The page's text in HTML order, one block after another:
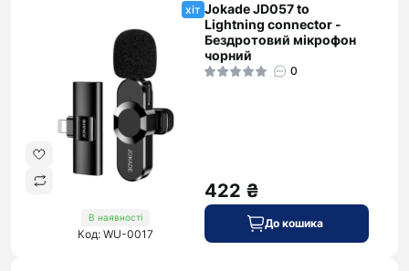
хіт
В наявності
Код: WU-0017
Jokade JD057 to
Lightning connector -
Бездротовий мікрофон
чорний
0
422 ₴
До кошика